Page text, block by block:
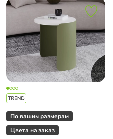
По вашим размерам
Цвета на заказ